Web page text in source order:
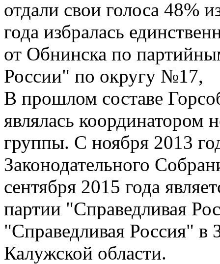
отдали свои голоса 48%
года избралась
от Обнинска по
России" по округу №17,
В прошлом составе
являлась координатором
группы. С ноября 2013
Законодательного
сентября 2015 года
партии "Справедливая
"Справедливая Россия" в
Калужской области.